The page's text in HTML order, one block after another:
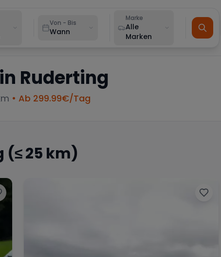
Von - Bis
Wann
Marke
Alle
Marken
Ruderting
• Ab 299.99€/Tag
(≤ 25 km)